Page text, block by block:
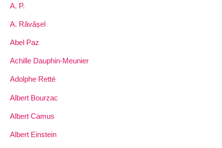
A. P.
A. Răvășel
Abel Paz
Achille Dauphin-Meunier
Adolphe Retté
Albert Bourzac
Albert Camus
Albert Einstein